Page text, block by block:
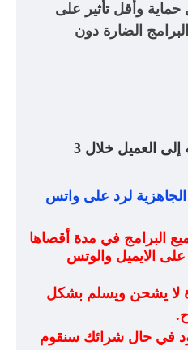
وأقل تأثير على
الضارة دون
مفتاح المنتج يتم إرساله إلى العميل خلال 3
لرد على واتس
البرامج في مدة أقصاها
الايميل والوتس
لا يشحن ويسلم بشكل
.
في حال شرائك سنقوم